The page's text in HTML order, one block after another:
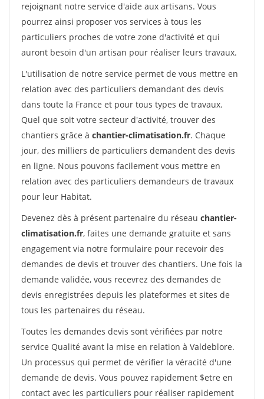
rejoignant notre service d'aide aux artisans. Vous
pourrez ainsi proposer vos services à tous les
particuliers proches de votre zone d'activité et qui
auront besoin d'un artisan pour réaliser leurs travaux.
L'utilisation de notre service permet de vous mettre en
relation avec des particuliers demandant des devis
dans toute la France et pour tous types de travaux.
Quel que soit votre secteur d'activité, trouver des
chantiers grâce à chantier-climatisation.fr. Chaque
jour, des milliers de particuliers demandent des devis
en ligne. Nous pouvons facilement vous mettre en
relation avec des particuliers demandeurs de travaux
pour leur Habitat.
Devenez dès à présent partenaire du réseau chantier-
climatisation.fr, faites une demande gratuite et sans
engagement via notre formulaire pour recevoir des
demandes de devis et trouver des chantiers. Une fois la
demande validée, vous recevrez des demandes de
devis enregistrées depuis les plateformes et sites de
tous les partenaires du réseau.
Toutes les demandes devis sont vérifiées par notre
service Qualité avant la mise en relation à Valdeblore.
Un processus qui permet de vérifier la véracité d'une
demande de devis. Vous pouvez rapidement $etre en
contact avec les particuliers pour réaliser rapidement